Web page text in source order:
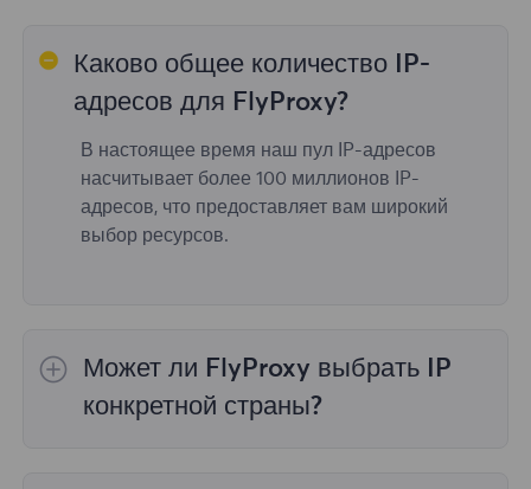
Каково общее количество IP-
адресов для FlyProxy?
В настоящее время наш пул IP-адресов
насчитывает более 100 миллионов IP-
адресов, что предоставляет вам широкий
выбор ресурсов.
Может ли FlyProxy выбрать IP
конкретной страны?